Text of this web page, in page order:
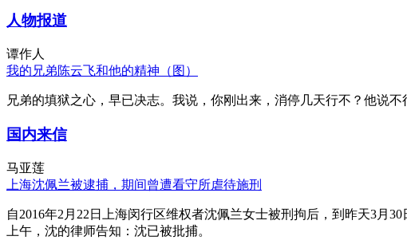
人物报道
谭作人
我的兄弟陈云飞和他的精神（图）
兄弟的填狱之心，早已决志。我说，你刚出来，消停几天行不？他说
国内来信
马亚莲
上海沈佩兰被逮捕，期间曾遭看守所虐待施刑
自2016年2月22日上海闵行区维权者沈佩兰女士被刑拘后，到昨天3月
上午，沈的律师告知：沈已被批捕。